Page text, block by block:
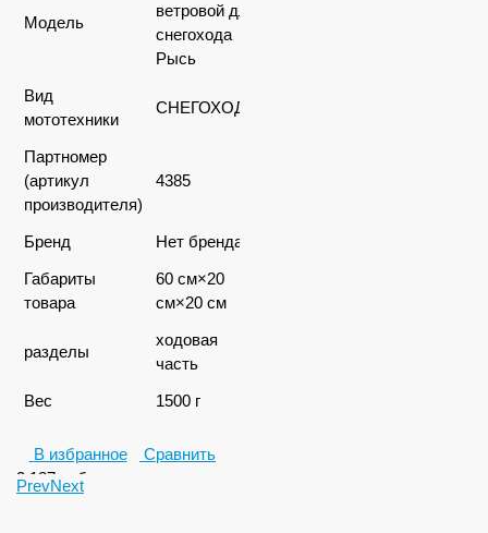
Модель
ветровой для
снегохода
Рысь
Вид
мототехники
СНЕГОХОДЫ
Партномер
(артикул
производителя)
4385
Бренд
Нет бренда
Габариты
товара
60 см×20
см×20 см
разделы
ходовая
часть
Вес
1500 г
В избранное
Сравнить
3 187руб.
PrevNext